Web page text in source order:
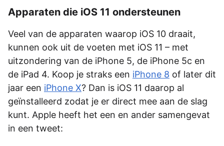
Apparaten die iOS 11 ondersteunen
Veel van de apparaten waarop iOS 10 draait,
kunnen ook uit de voeten met iOS 11 – met
uitzondering van de iPhone 5, de iPhone 5c en
de iPad 4. Koop je straks een iPhone 8 of later dit
jaar een iPhone X? Dan is iOS 11 daarop al
geïnstalleerd zodat je er direct mee aan de slag
kunt. Apple heeft het een en ander samengevat
in een tweet: